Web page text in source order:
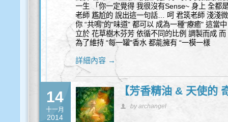
一生 「你一定覺得 我很沒有Sense~ 身上 全
老師 尷尬的 說出這一句話… 呵 君筑老師 淺淺
你 “共鳴"的"味道" 都可以 成為一種"療癒" 這當
立於 花草樹木芬芳 依循不同的比例 調製而成
為了維持 “每一罐"香水 都能擁有 “一模一樣
詳細內容 →
14
十一月
2014
【芳香精油 & 天使的
by archangel